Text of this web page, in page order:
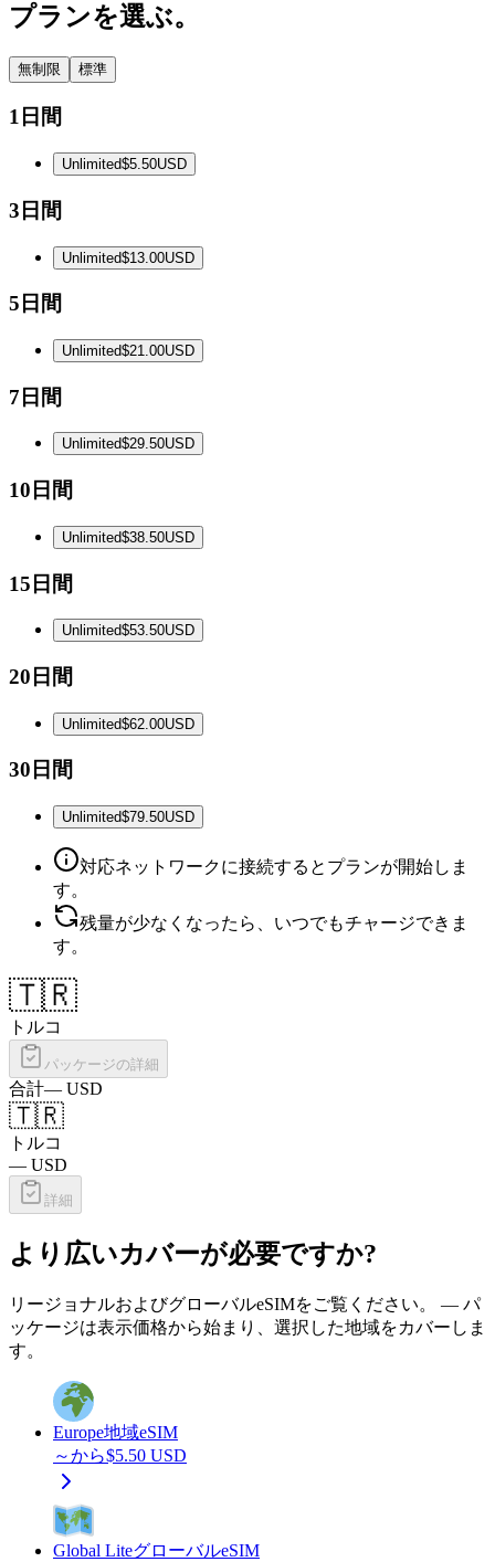
プランを選ぶ。
無制限 標準
1日間
Unlimited$5.50USD
3日間
Unlimited$13.00USD
5日間
Unlimited$21.00USD
7日間
Unlimited$29.50USD
10日間
Unlimited$38.50USD
15日間
Unlimited$53.50USD
20日間
Unlimited$62.00USD
30日間
Unlimited$79.50USD
対応ネットワークに接続するとプランが開始しま
す。
残量が少なくなったら、いつでもチャージできま
す。
🇹🇷
トルコ
パッケージの詳細
合計— USD
🇹🇷
トルコ
— USD
詳細
より広いカバーが必要ですか?
リージョナルおよびグローバルeSIMをご覧ください。 — パ
ッケージは表示価格から始まり、選択した地域をカバーしま
す。
Europe地域eSIM
～から$5.50 USD
Global LiteグローバルeSIM